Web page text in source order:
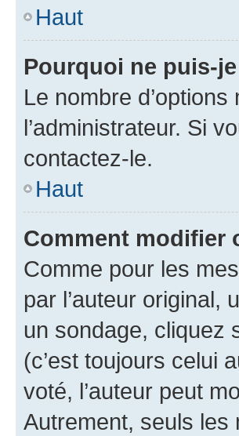
Haut
Pourquoi ne puis-
Le nombre
l’administrateur. Si
contactez-le.
Haut
Comment modifier
Comme pour les
par l’auteur original,
un sondage, cliquez
(c’est toujours celui
voté, l’auteur peut
Autrement, seuls les